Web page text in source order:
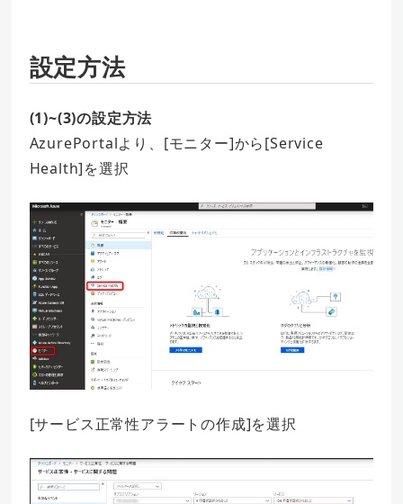
設定方法
(1)~(3)の設定方法
AzurePortalより、[モニター]から[Service
Health]を選択
[サービス正常性アラートの作成]を選択